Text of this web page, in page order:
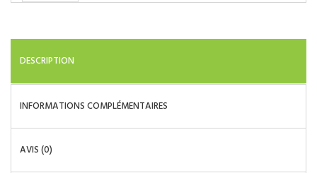
DESCRIPTION
INFORMATIONS COMPLÉMENTAIRES
AVIS (0)